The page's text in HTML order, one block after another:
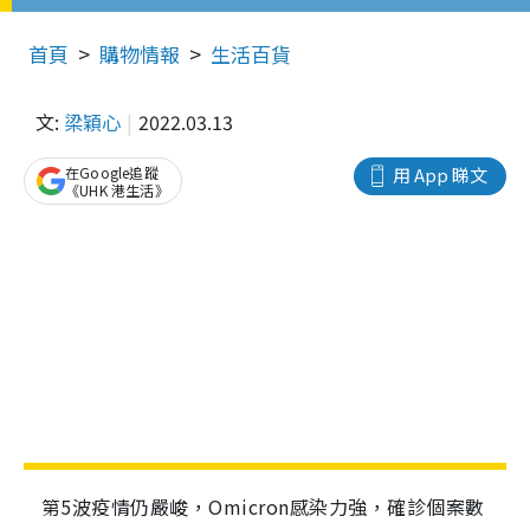
首頁 購物情報 生活百貨
文: 梁穎心 2022.03.13
用 App 睇文
在Google追蹤
《UHK 港生活》
第5波疫情仍嚴峻，Omicron感染力強，確診個案數